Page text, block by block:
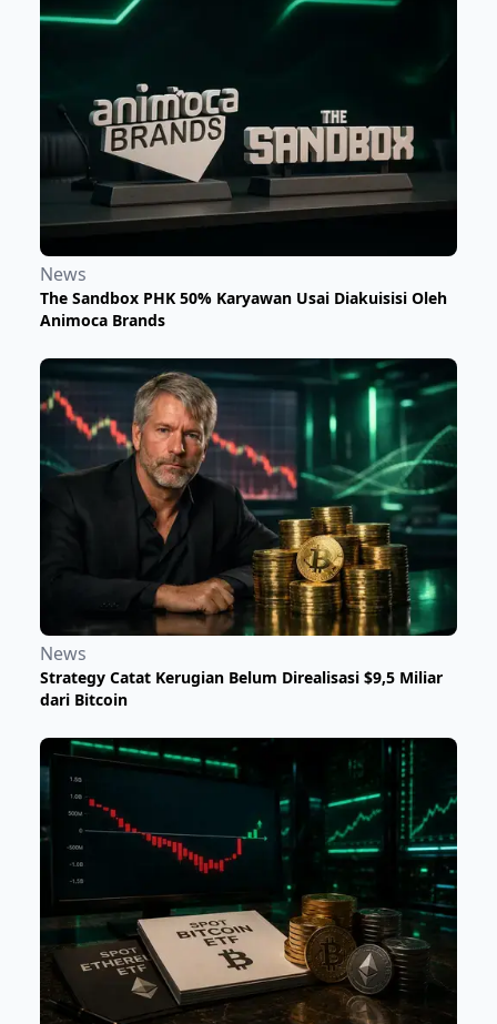
News
The Sandbox PHK 50% Karyawan Usai Diakuisisi Oleh
Animoca Brands
News
Strategy Catat Kerugian Belum Direalisasi $9,5 Miliar
dari Bitcoin